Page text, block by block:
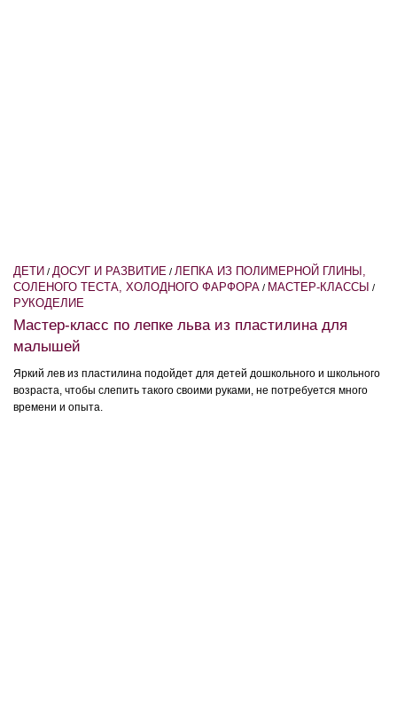
ДЕТИ / ДОСУГ И РАЗВИТИЕ / ЛЕПКА ИЗ ПОЛИМЕРНОЙ ГЛИНЫ,
СОЛЕНОГО ТЕСТА, ХОЛОДНОГО ФАРФОРА / МАСТЕР-КЛАССЫ /
РУКОДЕЛИЕ
Мастер-класс по лепке льва из пластилина для
малышей
Яркий лев из пластилина подойдет для детей дошкольного и школьного
возраста, чтобы слепить такого своими руками, не потребуется много
времени и опыта.